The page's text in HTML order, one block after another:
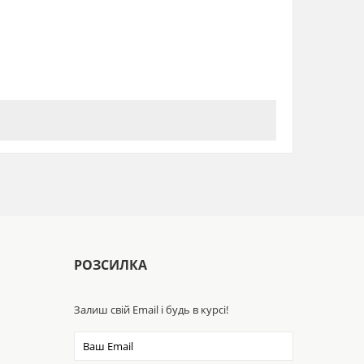
РОЗСИЛКА
Залиш свій Email і будь в курсі!